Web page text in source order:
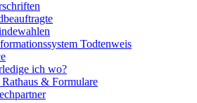
Todtenweis
ich wo?
& Formulare